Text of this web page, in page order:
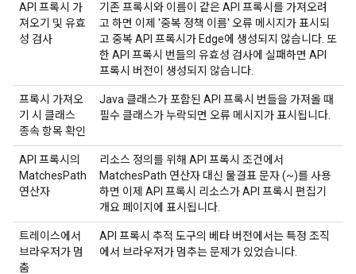
API 프록시 가
져오기 및 유효
성 검사
기존 프록시와 이름이 같은 API 프록시를 가져오려
고 하면 이제 '중복 정책 이름' 오류 메시지가 표시되
고 중복 API 프록시가 Edge에 생성되지 않습니다. 또
한 API 프록시 번들의 유효성 검사에 실패하면 API
프록시 버전이 생성되지 않습니다.
프록시 가져오
기 시 클래스
종속 항목 확인
Java 클래스가 포함된 API 프록시 번들을 가져올 때
필수 클래스가 누락되면 오류 메시지가 표시됩니다.
API 프록시의
MatchesPath
연산자
리소스 정의를 위해 API 프록시 조건에서
MatchesPath 연산자 대신 물결표 문자 (~)를 사용
하면 이제 API 프록시 리소스가 API 프록시 편집기
개요 페이지에 표시됩니다.
트레이스에서
브라우저가 멈
춤
API 프록시 추적 도구의 베타 버전에서는 특정 조직
에서 브라우저가 멈추는 문제가 있었습니다.